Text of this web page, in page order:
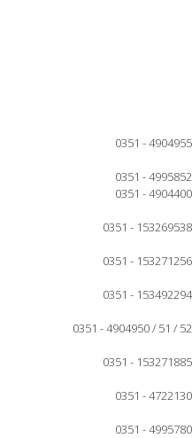
0351 - 4904955
0351 - 4995852
0351 - 4904400
0351 - 153269538
0351 - 153271256
0351 - 153492294
0351 - 4904950 / 51 / 52
0351 - 153271885
0351 - 4722130
0351 - 4995780